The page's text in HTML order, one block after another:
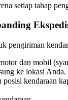
setiap tahap
pengiriman
dan mobil
ke lokasi Anda.
kendaraan